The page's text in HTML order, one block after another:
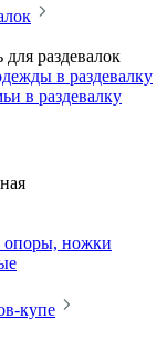
раздевалок
в раздевалку
в раздевалку
опоры, ножки
купе